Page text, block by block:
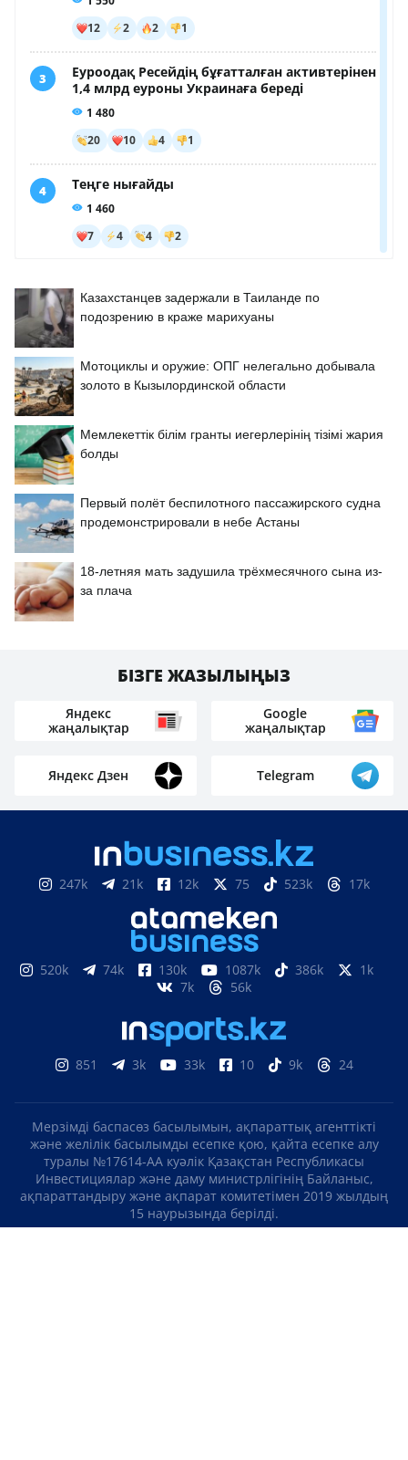
Казахстанцев задержали в Таиланде по
подозрению в краже марихуаны
Мотоциклы и оружие: ОПГ нелегально добывала
золото в Кызылординской области
Мемлекеттік білім гранты иегерлерінің тізімі жария
болды
Первый полёт беспилотного пассажирского судна
продемонстрировали в небе Астаны
18-летняя мать задушила трёхмесячного сына из-
за плача
БІЗГЕ ЖАЗЫЛЫҢЫЗ
Яндекс
жаңалықтар
Google
жаңалықтар
Яндекс Дзен Telegram
247k 21k 12k 75 523k 17k
520k 74k 130k 1087k 386k
1k
7k
56k
851 3k 33k 10 9k 24
Мерзімді баспасөз басылымын, ақпараттық агенттікті
және желілік басылымды есепке қою, қайта есепке алу
туралы №17614-АА куәлік Қазақстан Республикасы
Инвестициялар және даму министрлігінің Байланыс,
ақпараттандыру және ақпарат комитетімен 2019 жылдың
15 наурызында берілді.